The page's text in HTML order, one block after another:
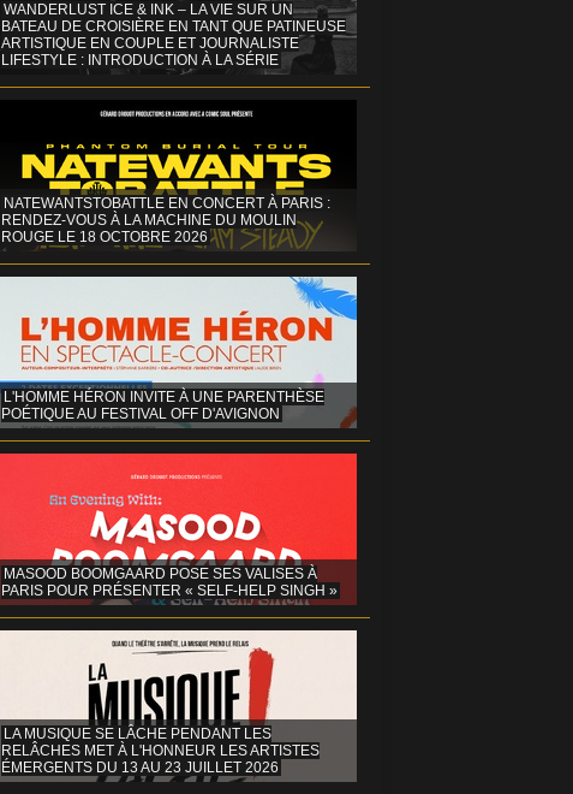
WANDERLUST ICE & INK – LA VIE SUR UN
BATEAU DE CROISIÈRE EN TANT QUE PATINEUSE
ARTISTIQUE EN COUPLE ET JOURNALISTE
LIFESTYLE : INTRODUCTION À LA SÉRIE
NATEWANTSTOBATTLE EN CONCERT À PARIS :
RENDEZ-VOUS À LA MACHINE DU MOULIN
ROUGE LE 18 OCTOBRE 2026
L'HOMME HÉRON INVITE À UNE PARENTHÈSE
POÉTIQUE AU FESTIVAL OFF D'AVIGNON
MASOOD BOOMGAARD POSE SES VALISES À
PARIS POUR PRÉSENTER « SELF-HELP SINGH »
LA MUSIQUE SE LÂCHE PENDANT LES
RELÂCHES MET À L'HONNEUR LES ARTISTES
ÉMERGENTS DU 13 AU 23 JUILLET 2026